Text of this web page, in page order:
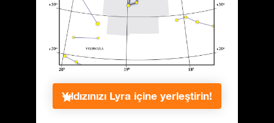
Yıldızınızı Lyra içine yerleştirin!